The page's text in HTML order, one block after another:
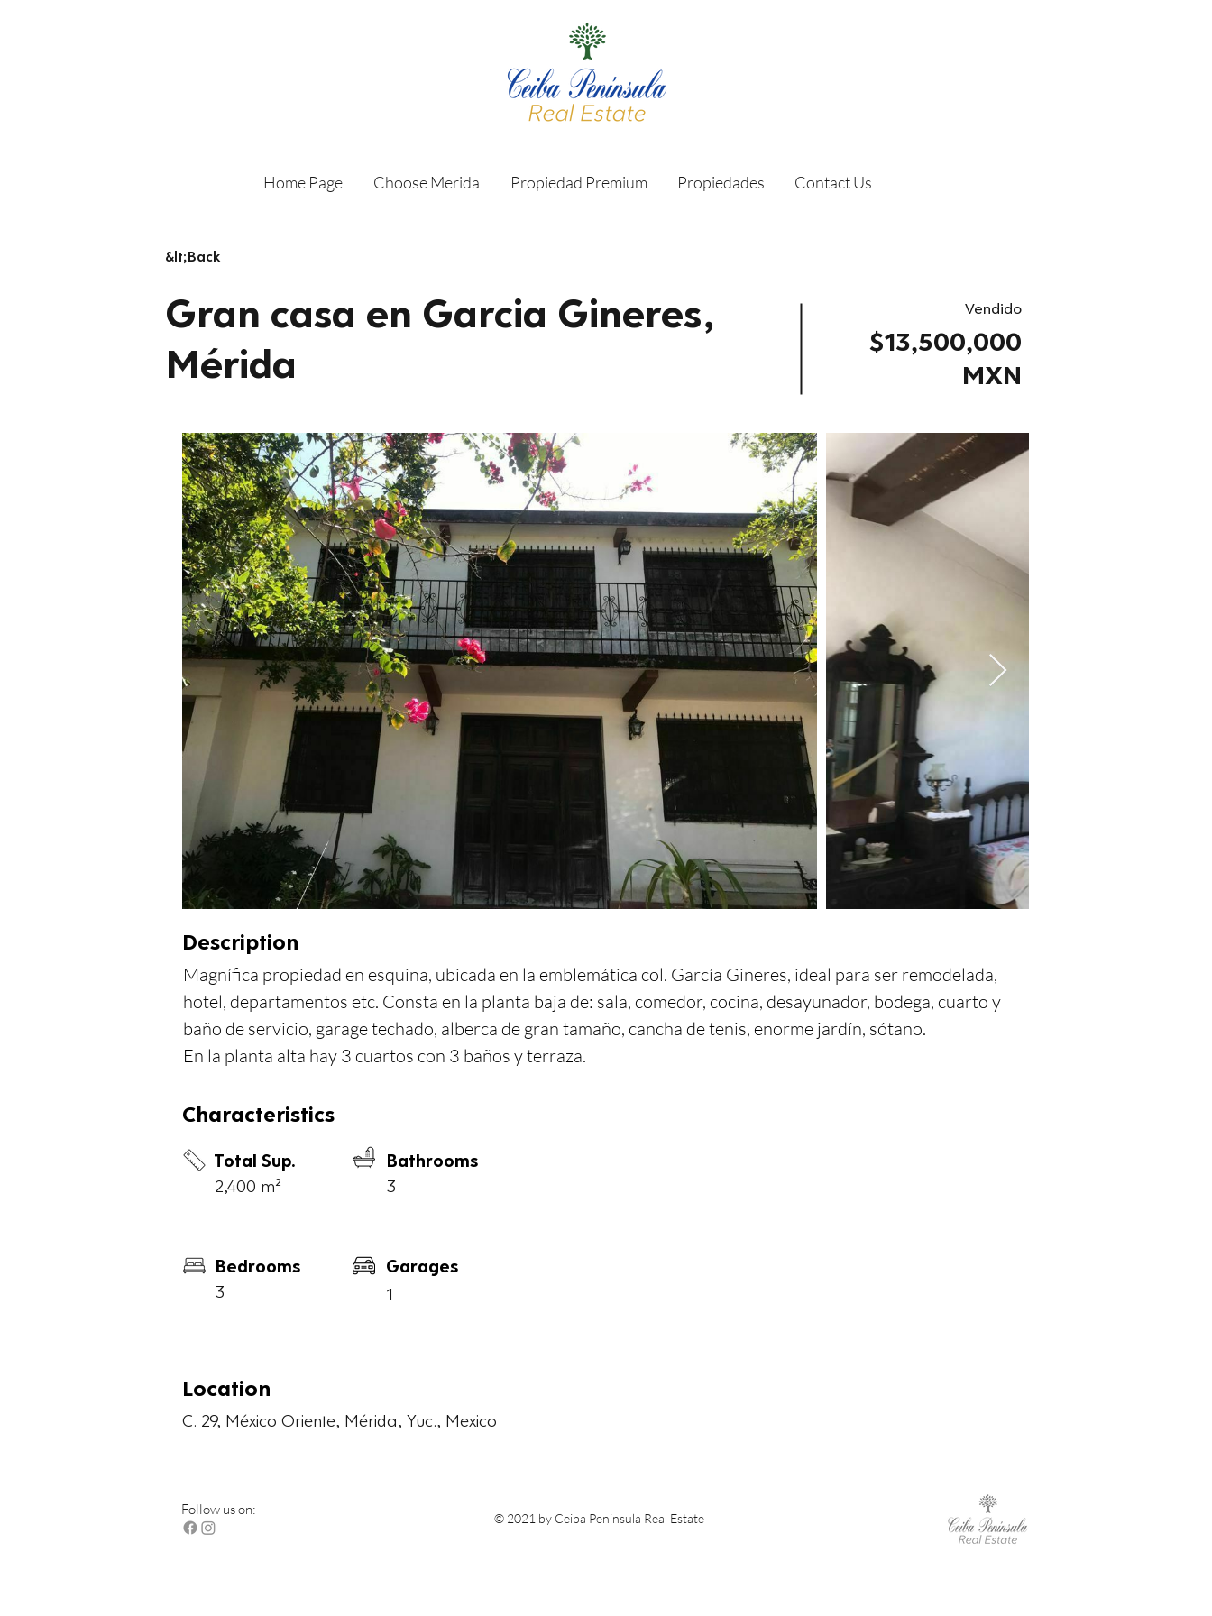
Home Page Choose Merida Propiedad Premium Propiedades Contact Us
&lt;Back
Gran casa en Garcia Gineres,
Mérida
Vendido
$13,500,000
MXN
Description
Magnífica propiedad en esquina, ubicada en la emblemática col. García Gineres, ideal para ser remodelada,
hotel, departamentos etc. Consta en la planta baja de: sala, comedor, cocina, desayunador, bodega, cuarto y
baño de servicio, garage techado, alberca de gran tamaño, cancha de tenis, enorme jardín, sótano.
En la planta alta hay 3 cuartos con 3 baños y terraza.
Characteristics
Total Sup.
2,400 m²
Bedrooms
3
Bathrooms
3
Garages
1
Location
C. 29, México Oriente, Mérida, Yuc., Mexico
Follow us on:
© 2021 by Ceiba Peninsula Real Estate